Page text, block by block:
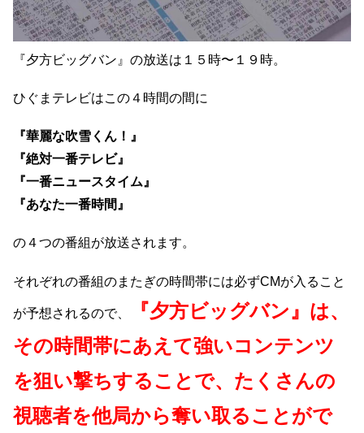
『夕方ビッグバン』の放送は１５時〜１９時。
ひぐまテレビはこの４時間の間に
『華麗な吹雪くん！』
『絶対一番テレビ』
『一番ニュースタイム』
『あなた一番時間』
の４つの番組が放送されます。
それぞれの番組のまたぎの時間帯には必ずCMが入ること
が予想されるので、
『夕方ビッグバン』は、
その時間帯にあえて強いコンテンツ
を狙い撃ちすることで、 たくさんの
視聴者を他局から奪い取ることがで